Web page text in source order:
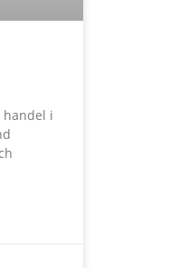
handel i